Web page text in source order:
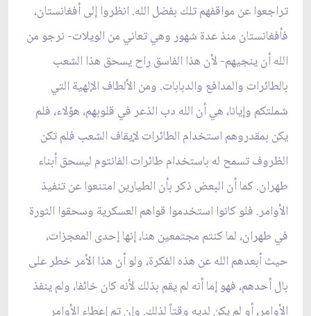
تراجعوا عن مواقفهم تلك بفضل الله. انظروا إلى أفغانستان،
فأفغانستان منذ عدة شهور وهي تعاني من الويلات- نرجو من
الله أن ينجيهم- لأن هذا الفاسق راح يسحق هذا الشعب
بالطائرات والمدافع والدبابات. ومن الألطاف الإلهية التي
شملتكم وإيانا، هي أن الله دب الذعر في قلوبهم، هؤلاء، فلم
يكن بمقدروهم استخدام الطائرات لإيقاف الشعب فلم تكن
الظروف تسمح له باستخدام طائرات الفانتوم ليسحق أبناء
طهران. كما أن البعض ذكر بأن الطيارين امتنعوا عن تنفيذ
الأوامر. فلو كانوا استخدموا قواهم العسكرية وسحقوا الثورة
في طهران، لما كنتم مجتمعين هنا، إنها إحدى المعجزات،
حيث أبعدهم الله عن هذه الفكرة، ولو أن هذا الأمر خطر على
بال أحدهم، فهو إما أنه لم يقم بذلك لأنه كان خائفا، ولم ينفذ
الأوامر، أو لم يكن لديه وقتاً لذلك. وإن تم إعطاء الأوامر